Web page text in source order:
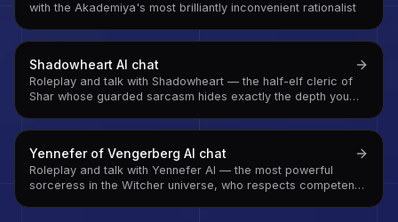
with the Akademiya's most brilliantly inconvenient rationalist
Shadowheart AI chat
Roleplay and talk with Shadowheart — the half-elf cleric of
Shar whose guarded sarcasm hides exactly the depth you
Yennefer of Vengerberg AI chat
Roleplay and talk with Yennefer AI — the most powerful
sorceress in the Witcher universe, who respects competence